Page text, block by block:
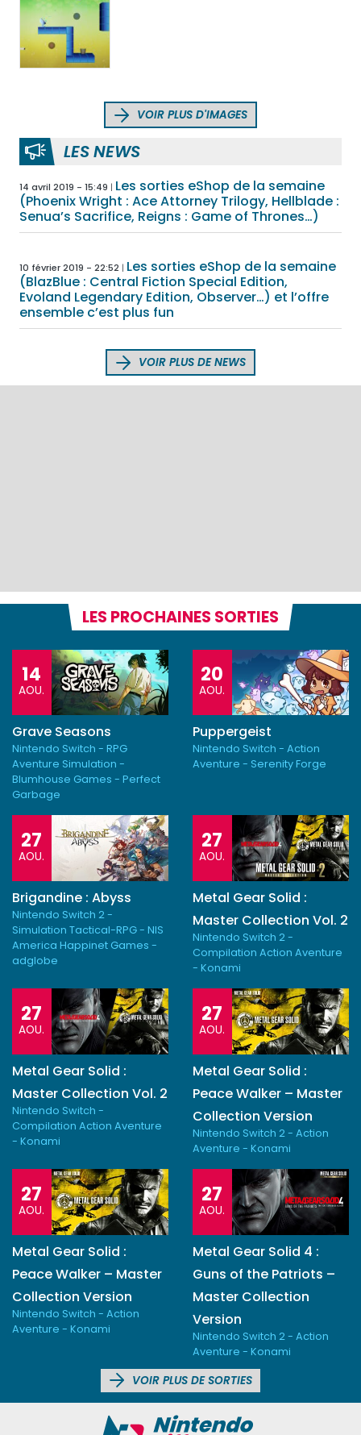
VOIR PLUS D'IMAGES
LES NEWS
14 avril 2019 - 15:49
Les sorties eShop de la semaine
(Phoenix Wright : Ace Attorney Trilogy, Hellblade :
Senua’s Sacrifice, Reigns : Game of Thrones…)
10 février 2019 - 22:52
Les sorties eShop de la semaine
(BlazBlue : Central Fiction Special Edition,
Evoland Legendary Edition, Observer…) et l’offre
ensemble c’est plus fun
VOIR PLUS DE NEWS
LES PROCHAINES SORTIES
14
AOU.
Grave Seasons
Nintendo Switch - RPG
Aventure Simulation -
Blumhouse Games - Perfect
Garbage
20
AOU.
Puppergeist
Nintendo Switch - Action
Aventure - Serenity Forge
27
AOU.
Brigandine : Abyss
Nintendo Switch 2 -
Simulation Tactical-RPG - NIS
America Happinet Games -
adglobe
27
AOU.
Metal Gear Solid :
Master Collection Vol. 2
Nintendo Switch 2 -
Compilation Action Aventure
- Konami
27
AOU.
Metal Gear Solid :
Master Collection Vol. 2
Nintendo Switch -
Compilation Action Aventure
- Konami
27
AOU.
Metal Gear Solid :
Peace Walker – Master
Collection Version
Nintendo Switch 2 - Action
Aventure - Konami
27
AOU.
Metal Gear Solid :
Peace Walker – Master
Collection Version
Nintendo Switch - Action
Aventure - Konami
27
AOU.
Metal Gear Solid 4 :
Guns of the Patriots –
Master Collection
Version
Nintendo Switch 2 - Action
Aventure - Konami
VOIR PLUS DE SORTIES